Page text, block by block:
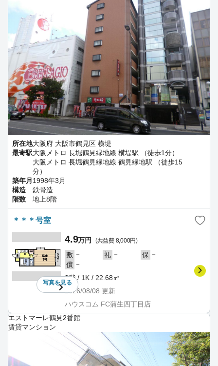
所在地大阪府 大阪市鶴見区 横堤
最寄駅大阪メトロ 長堀鶴見緑地線 横堤駅 （徒歩1分）
大阪メトロ 長堀鶴見緑地線 鶴見緑地駅 （徒歩15
分）
築年月 1998年3月
構造
鉄骨造
階数
地上8階
＊＊＊号室
写真を見る
4.9万円 (共益費 8,000円)
敷 － 礼 － 保 －
償 －
3階 / 1K / 22.68㎡
2026/08/08 更新
ハウスコム FC蒲生四丁目店
エストマーレ鶴見2番館
賃貸マンション